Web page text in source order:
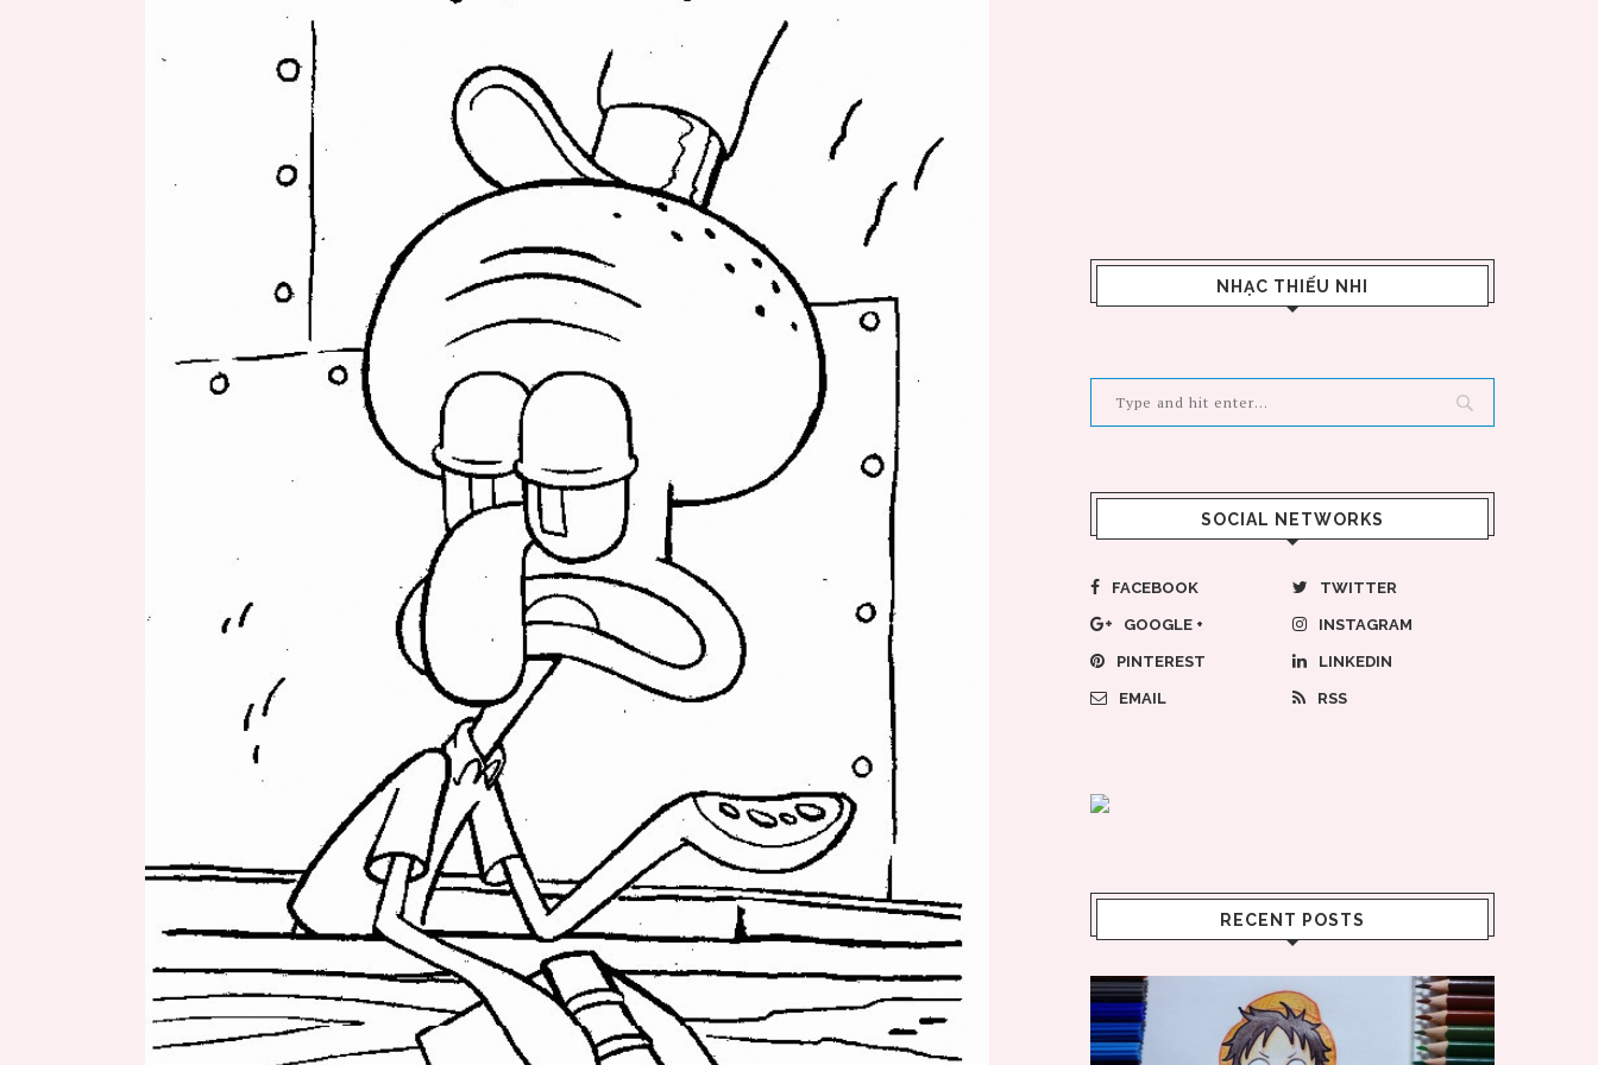
NHẠC THIẾU NHI
SOCIAL NETWORKS
FACEBOOK TWITTER
GOOGLE + INSTAGRAM
PINTEREST LINKEDIN
EMAIL RSS
RECENT POSTS